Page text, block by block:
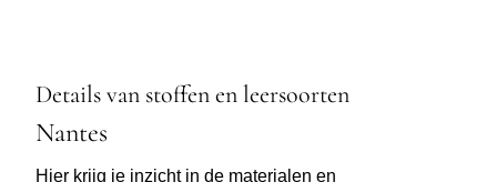
Details van stoffen en leersoorten
Nantes
Hier krijg je inzicht in de materialen en